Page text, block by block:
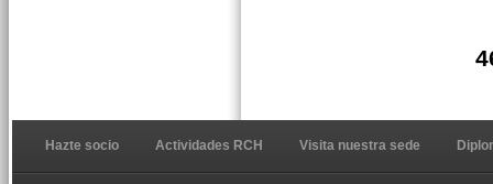
Hazte socio Actividades RCH Visita nuestra sede